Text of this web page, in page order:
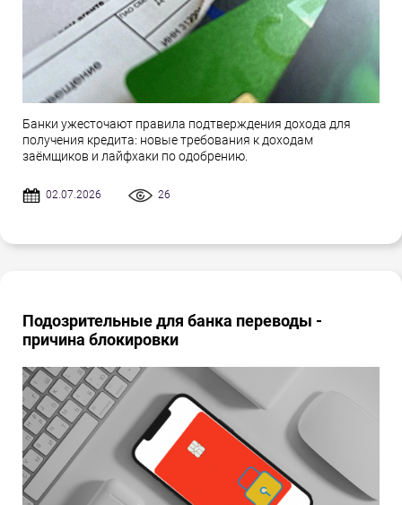
Банки ужесточают правила подтверждения дохода для
получения кредита: новые требования к доходам
заёмщиков и лайфхаки по одобрению.
02.07.2026 26
Подозрительные для банка переводы -
причина блокировки